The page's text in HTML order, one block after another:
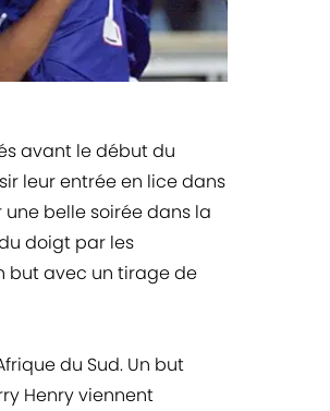
avant le début du
leur entrée en lice dans
belle soirée dans la
doigt par les
but avec un tirage de
du Sud. Un but
Henry viennent